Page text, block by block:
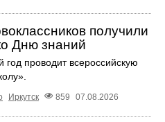
получили
Дню знаний
проводит всероссийскую
Иркутск 859 07.08.2026